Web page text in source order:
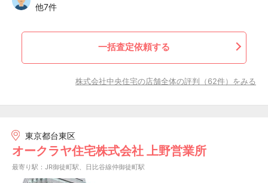
他7件
一括査定依頼する
株式会社中央住宅の店舗全体の評判（62件）をみる
東京都台東区
オークラヤ住宅株式会社 上野営業所
最寄り駅：JR御徒町駅、日比谷線仲御徒町駅